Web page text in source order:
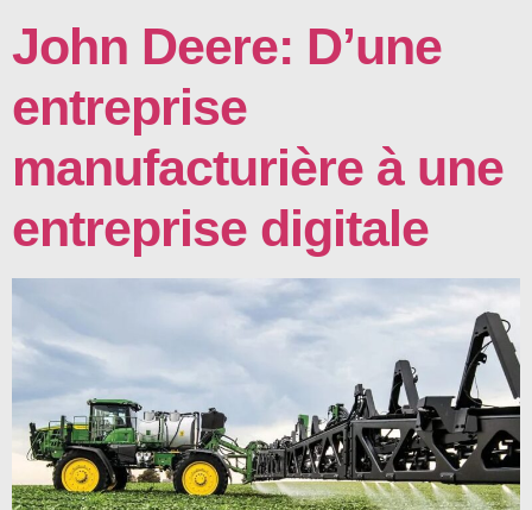
John Deere: D’une
entreprise
manufacturière à une
entreprise digitale